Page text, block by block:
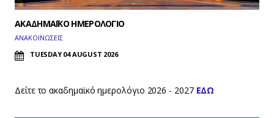
ΑΚΑΔΗΜΑΪΚΟ ΗΜΕΡΟΛΟΓΙΟ
ΑΝΑΚΟΙΝΩΣΕΙΣ
TUESDAY 04 AUGUST 2026
Δείτε το ακαδημαϊκό ημερολόγιο 2026 - 2027 ΕΔΩ